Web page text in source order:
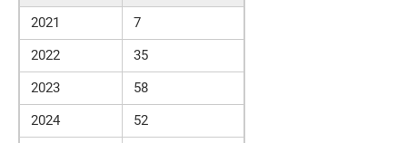
2021
7
2022
35
2023
58
2024
52